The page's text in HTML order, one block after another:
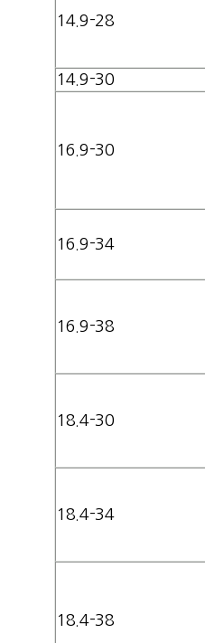
14.9-28
14.9-30
16.9-30
16.9-34
16.9-38
18.4-30
18.4-34
18.4-38